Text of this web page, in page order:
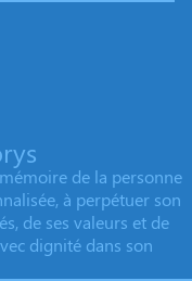
de la personne
à perpétuer son
de ses valeurs et de
dignité dans son